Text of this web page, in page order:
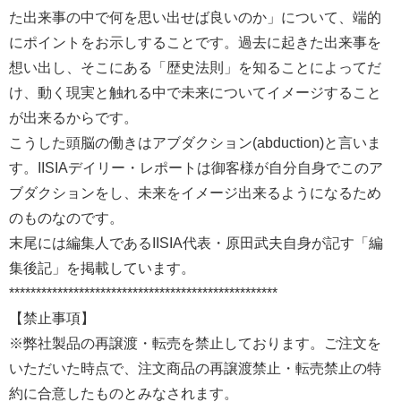
た出来事の中で何を思い出せば良いのか」について、端的
にポイントをお示しすることです。過去に起きた出来事を
想い出し、そこにある「歴史法則」を知ることによってだ
け、動く現実と触れる中で未来についてイメージすること
が出来るからです。
こうした頭脳の働きはアブダクション(abduction)と言いま
す。IISIAデイリー・レポートは御客様が自分自身でこのア
ブダクションをし、未来をイメージ出来るようになるため
のものなのです。
末尾には編集人であるIISIA代表・原田武夫自身が記す「編
集後記」を掲載しています。
**************************************************
【禁止事項】
※弊社製品の再譲渡・転売を禁止しております。ご注文を
いただいた時点で、注文商品の再譲渡禁止・転売禁止の特
約に合意したものとみなされます。